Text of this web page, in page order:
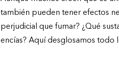
también pueden tener efectos
perjudicial que fumar? ¿Qué
encías? Aquí desglosamos todo